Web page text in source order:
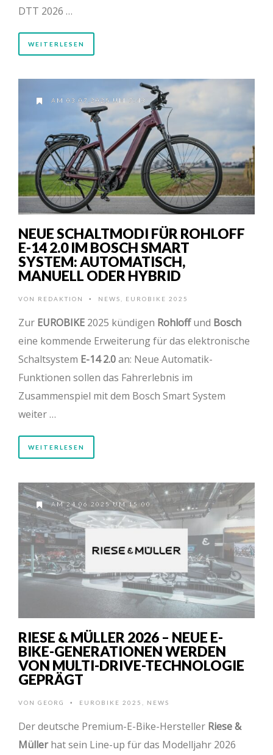
DTT 2026 …
WEITERLESEN
AM 03.07.2025 UM 7:43
NEUE SCHALTMODI FÜR ROHLOFF
E-14 2.0 IM BOSCH SMART
SYSTEM: AUTOMATISCH,
MANUELL ODER HYBRID
VON REDAKTION • NEWS EUROBIKE 2025
Zur EUROBIKE 2025 kündigen Rohloffund Bosch
eine kommende Erweiterung für das elektronische
Schaltsystem E-14 2.0an: Neue Automatik-
Funktionen sollen das Fahrerlebnis im
Zusammenspiel mit dem Bosch Smart System
weiter …
WEITERLESEN
AM 24.06.2025 UM 15:00
RIESE & MÜLLER 2026 – NEUE E-
BIKE-GENERATIONEN WERDEN
VON MULTI-DRIVE-TECHNOLOGIE
GEPRÄGT
VON GEORG • EUROBIKE 2025 NEWS
Der deutsche Premium-E-Bike-Hersteller Riese &
Müllerhat sein Line-up für das Modelljahr 2026